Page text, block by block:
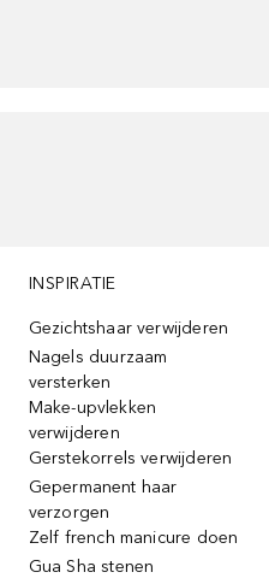
INSPIRATIE
Gezichtshaar verwijderen
Nagels duurzaam
versterken
Make-upvlekken
verwijderen
Gerstekorrels verwijderen
Gepermanent haar
verzorgen
Zelf french manicure doen
Gua Sha stenen